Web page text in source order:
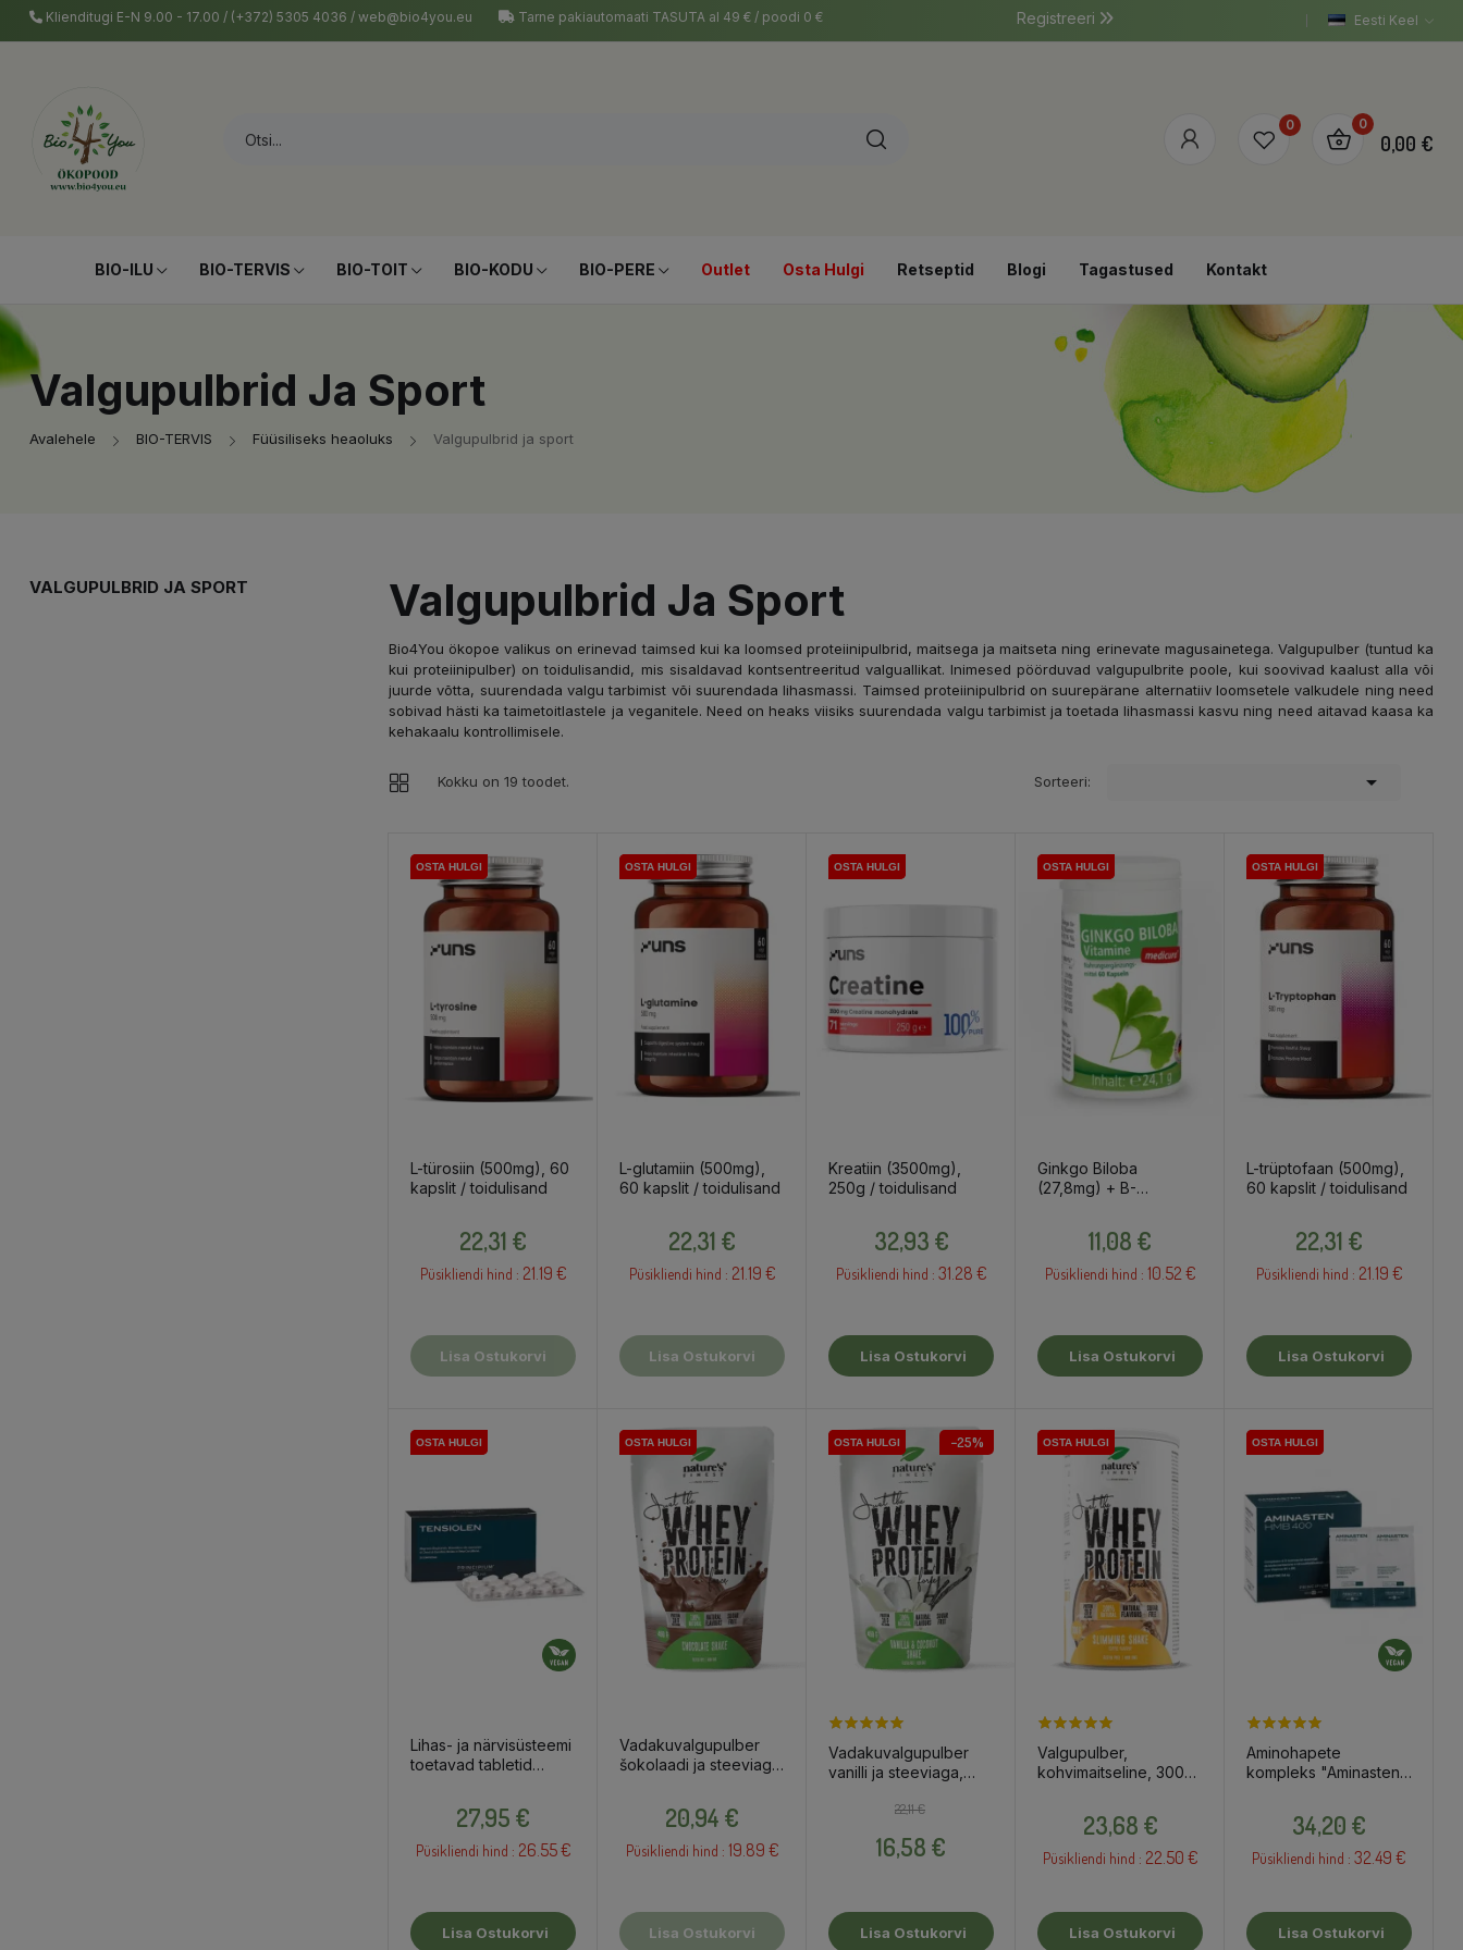
Klienditugi E-N 9.00 - 17.00 / (+372) 5305 4036 / web@bio4you.eu Tarne pakiautomaati TASUTA al 49 € / poodi 0 € Eesti Keel
Registreeri
0 0
0,00 €
BIO-ILU BIO-TERVIS BIO-TOIT BIO-KODU BIO-PERE Outlet Osta Hulgi Retseptid Blogi Tagastused Kontakt
Valgupulbrid Ja Sport
Avalehele BIO-TERVIS Füüsiliseks heaoluks Valgupulbrid ja sport
VALGUPULBRID JA SPORT Valgupulbrid Ja Sport
Bio4You ökopoe valikus on erinevad taimsed kui ka loomsed proteiinipulbrid, maitsega ja maitseta ning erinevate magusainetega. Valgupulber (tuntud ka
kui proteiinipulber) on toidulisandid, mis sisaldavad kontsentreeritud valguallikat. Inimesed pöörduvad valgupulbrite poole, kui soovivad kaalust alla või
juurde võtta, suurendada valgu tarbimist või suurendada lihasmassi. Taimsed proteiinipulbrid on suurepärane alternatiiv loomsetele valkudele ning need
sobivad hästi ka taimetoitlastele ja veganitele. Need on heaks viisiks suurendada valgu tarbimist ja toetada lihasmassi kasvu ning need aitavad kaasa ka
kehakaalu kontrollimisele.
Kokku on 19 toodet. Sorteeri: 
OSTA HULGI
OSTA HULGI
L-türosiin (500mg), 60
kapslit / toidulisand
22,31 €
Püsikliendi hind : 21.19 €
Lisa Ostukorvi
OSTA HULGI
OSTA HULGI
L-glutamiin (500mg),
60 kapslit / toidulisand
22,31 €
Püsikliendi hind : 21.19 €
Lisa Ostukorvi
OSTA HULGI
OSTA HULGI
Kreatiin (3500mg),
250g / toidulisand
32,93 €
Püsikliendi hind : 31.28 €
Lisa Ostukorvi
OSTA HULGI
OSTA HULGI
Ginkgo Biloba
(27,8mg) + B-
toidulisand11,08 €
Püsikliendi hind : 10.52 €
Lisa Ostukorvi
OSTA HULGI
OSTA HULGI
L-trüptofaan (500mg),
60 kapslit / toidulisand
22,31 €
Püsikliendi hind : 21.19 €
Lisa Ostukorvi
OSTA HULGI
OSTA HULGI
Lihas- ja närvisüsteemi
toetavad tabletid
27,95 €
Püsikliendi hind : 26.55 €
Lisa Ostukorvi
OSTA HULGI
OSTA HULGI
Vadakuvalgupulber
šokolaadi ja steeviaga,
20,94 €
Püsikliendi hind : 19.89 €
Lisa Ostukorvi
OSTA HULGI
OSTA HULGI −25%
Vadakuvalgupulber
vanilli ja steeviaga,
Tavahind
22,11 €
Hind
16,58 €
Lisa Ostukorvi
OSTA HULGI
OSTA HULGI
Valgupulber,
kohvimaitseline, 300g
23,68 €
Püsikliendi hind : 22.50 €
Lisa Ostukorvi
OSTA HULGI
OSTA HULGI
Aminohapete
kompleks "Aminasten
34,20 €
Püsikliendi hind : 32.49 €
Lisa Ostukorvi